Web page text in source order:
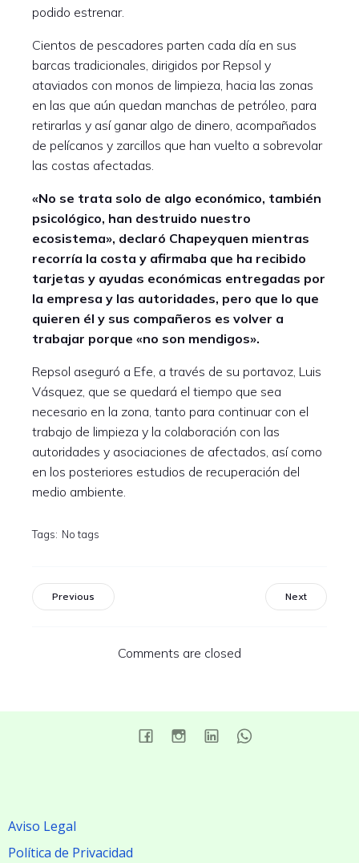
podido estrenar.
Cientos de pescadores parten cada día en sus
barcas tradicionales, dirigidos por Repsol y
ataviados con monos de limpieza, hacia las zonas
en las que aún quedan manchas de petróleo, para
retirarlas y así ganar algo de dinero, acompañados
de pelícanos y zarcillos que han vuelto a sobrevolar
las costas afectadas.
«No se trata solo de algo económico, también
psicológico, han destruido nuestro
ecosistema», declaró Chapeyquen mientras
recorría la costa y afirmaba que ha recibido
tarjetas y ayudas económicas entregadas por
la empresa y las autoridades, pero que lo que
quieren él y sus compañeros es volver a
trabajar porque «no son mendigos».
Repsol aseguró a Efe, a través de su portavoz, Luis
Vásquez, que se quedará el tiempo que sea
necesario en la zona, tanto para continuar con el
trabajo de limpieza y la colaboración con las
autoridades y asociaciones de afectados, así como
en los posteriores estudios de recuperación del
medio ambiente.
Tags: No tags
Previous Next
Comments are closed
Aviso Legal
Política de Privacidad